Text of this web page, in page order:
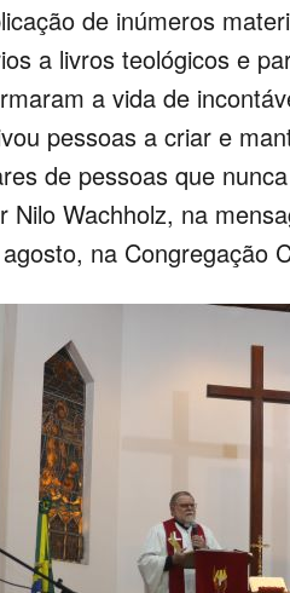
de inúmeros
a livros teológicos e
a vida de
pessoas a criar e
de pessoas que
Nilo Wachholz, na
na Congregação